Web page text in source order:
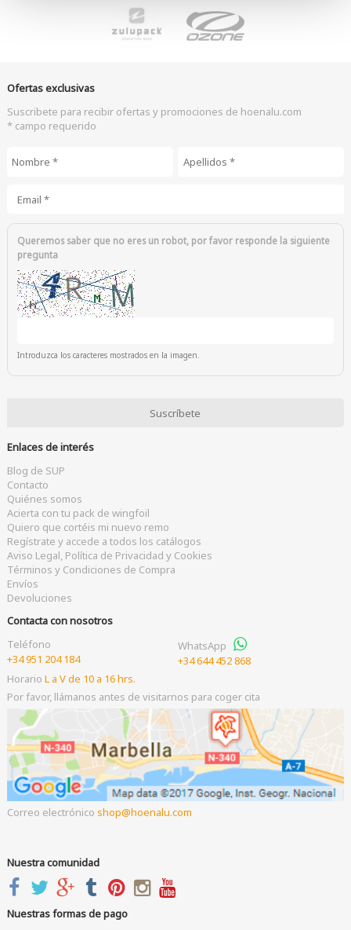
Ofertas exclusivas
Suscribete para recibir ofertas y promociones de hoenalu.com
* campo requerido
Queremos saber que no eres un robot, por favor responde la siguiente
pregunta
Introduzca los caracteres mostrados en la imagen.
Enlaces de interés
Blog de SUP
Contacto
Quiénes somos
Acierta con tu pack de wingfoil
Quiero que cortéis mi nuevo remo
Regístrate y accede a todos los catálogos
Aviso Legal, Política de Privacidad y Cookies
Términos y Condiciones de Compra
Envíos
Devoluciones
Contacta con nosotros
Teléfono
+34 951 204 184
WhatsApp
+34 644 452 868
Horario L a V de 10 a 16 hrs.
Por favor, llámanos antes de visitarnos para coger cita
Correo electrónico shop hoenalu.com
Nuestra comunidad
Nuestras formas de pago